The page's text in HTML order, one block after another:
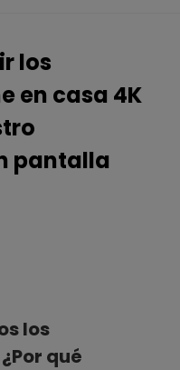
excelente
para la fidelidad del
más que un papel
los estadios hasta los
los
en casa 4K
pantalla
los
qué